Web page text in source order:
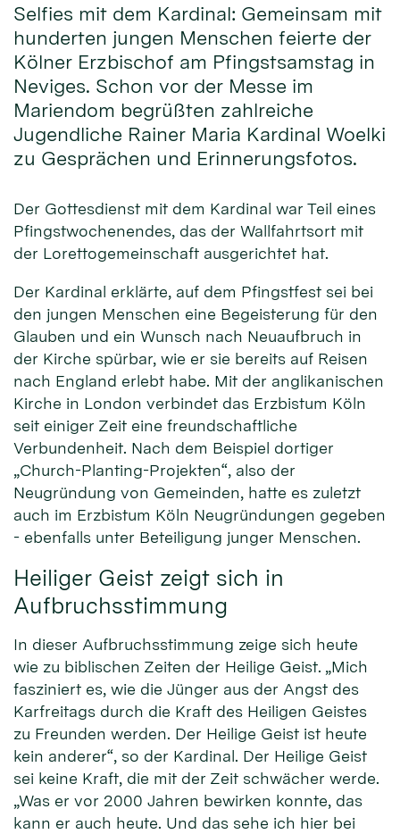
Selfies mit dem Kardinal: Gemeinsam mit
hunderten jungen Menschen feierte der
Kölner Erzbischof am Pfingstsamstag in
Neviges. Schon vor der Messe im
Mariendom begrüßten zahlreiche
Jugendliche Rainer Maria Kardinal Woelki
zu Gesprächen und Erinnerungsfotos.
Der Gottesdienst mit dem Kardinal war Teil eines
Pfingstwochenendes, das der Wallfahrtsort mit
der Lorettogemeinschaft ausgerichtet hat.
Der Kardinal erklärte, auf dem Pfingstfest sei bei
den jungen Menschen eine Begeisterung für den
Glauben und ein Wunsch nach Neuaufbruch in
der Kirche spürbar, wie er sie bereits auf Reisen
nach England erlebt habe. Mit der anglikanischen
Kirche in London verbindet das Erzbistum Köln
seit einiger Zeit eine freundschaftliche
Verbundenheit. Nach dem Beispiel dortiger
„Church-Planting-Projekten“, also der
Neugründung von Gemeinden, hatte es zuletzt
auch im Erzbistum Köln Neugründungen gegeben
- ebenfalls unter Beteiligung junger Menschen.
Heiliger Geist zeigt sich in
Aufbruchsstimmung
In dieser Aufbruchsstimmung zeige sich heute
wie zu biblischen Zeiten der Heilige Geist. „Mich
fasziniert es, wie die Jünger aus der Angst des
Karfreitags durch die Kraft des Heiligen Geistes
zu Freunden werden. Der Heilige Geist ist heute
kein anderer“, so der Kardinal. Der Heilige Geist
sei keine Kraft, die mit der Zeit schwächer werde.
„Was er vor 2000 Jahren bewirken konnte, das
kann er auch heute. Und das sehe ich hier bei